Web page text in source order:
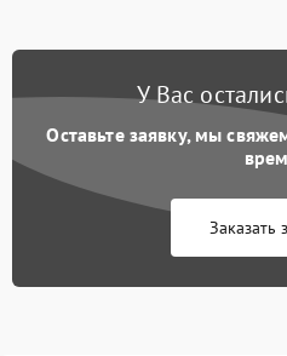
У Вас
Оставьте заявку, мы
Заказать